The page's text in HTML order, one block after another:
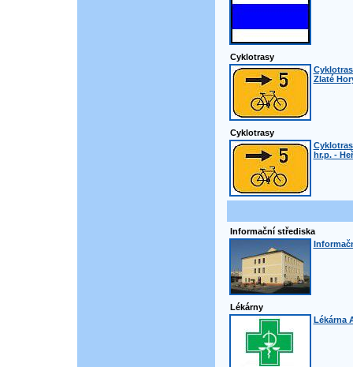
Cyklotrasy
Zlaté
Cyklotrasy
hr.p. -
Informační střediska
Lékárny
Lékárna